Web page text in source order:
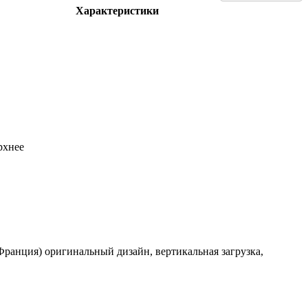
Характеристики
оригинальный дизайн, вертикальная загрузка,